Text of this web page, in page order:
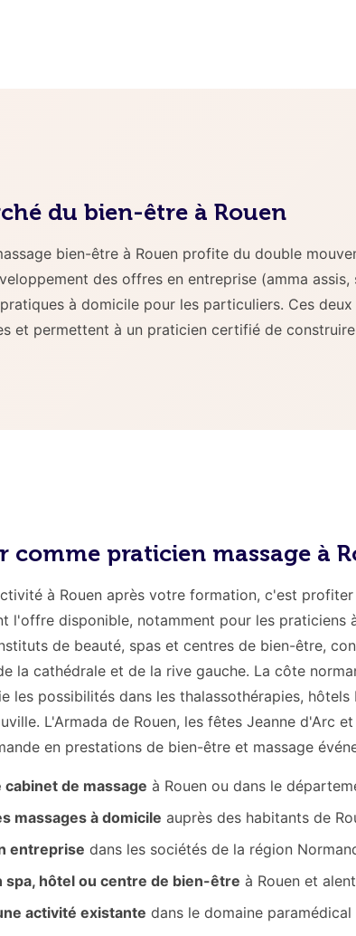
du bien-être à Rouen
bien-être à Rouen profite du double
des offres en entreprise (amma
à domicile pour les particuliers. Ces
et permettent à un praticien certifié de
comme praticien massage à
à Rouen après votre formation, c'est
l'offre disponible, notamment pour les
de beauté, spas et centres de bien-être,
la cathédrale et de la rive gauche. La côte
les possibilités dans les thalassothérapies,
L'Armada de Rouen, les fêtes Jeanne d'Arc
en prestations de bien-être et massage
de massage à Rouen ou dans le
massages à domicile auprès des habitants de
entreprise dans les sociétés de la région
spa, hôtel ou centre de bien-être à Rouen et
activité existante dans le domaine